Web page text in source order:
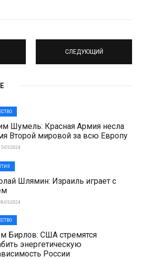
СЛЕДУЮЩИЙ
Шумель: Красная Армия несла
Второй мировой за всю Европу
05-2024
Шлямин: Израиль играет с
05-2024
Бирлов: США стремятся
энергетическую
России